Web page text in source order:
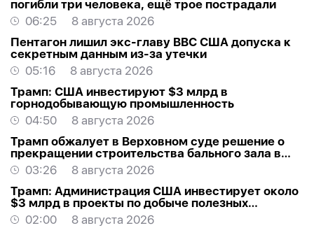
погибли три человека, ещё трое пострадали
06:25
8 августа 2026
Пентагон лишил экс-главу ВВС США допуска к
секретным данным из-за утечки
05:16
8 августа 2026
Трамп: США инвестируют $3 млрд в
горнодобывающую промышленность
04:50
8 августа 2026
Трамп обжалует в Верховном суде решение о
прекращении строительства бального зала в
Белом доме
03:26
8 августа 2026
Трамп: Администрация США инвестирует около
$3 млрд в проекты по добыче полезных
ископаемых
02:00 8 августа 2026